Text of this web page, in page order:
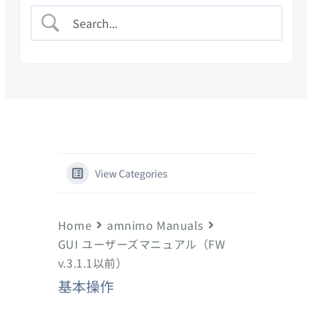
View Categories
Home
amnimo Manuals
GUI ユーザーズマニュアル（FW
v.3.1.1以前）
基本操作